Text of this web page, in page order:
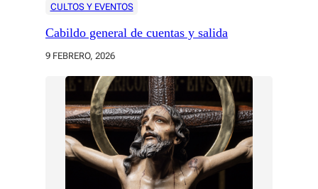
CULTOS Y EVENTOS
Cabildo general de cuentas y salida
9 FEBRERO, 2026